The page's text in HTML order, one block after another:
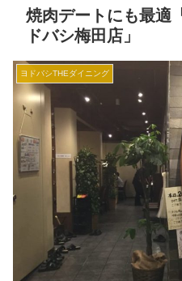
焼肉デートにも最適
ドバシ梅田店」
ヨドバシTHEダイニング